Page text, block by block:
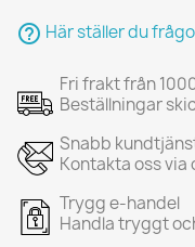
help_outline Här ställer du
Fri frakt från
Beställningar
Snabb
Kontakta oss via
Trygg e-handel
Handla tryggt